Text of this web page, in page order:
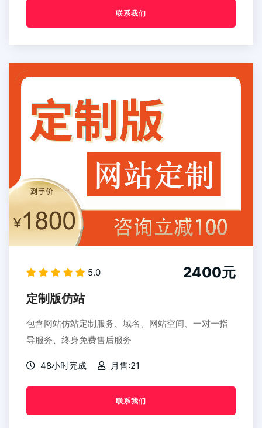
联系我们
5.0 2400元
定制版仿站
包含网站仿站定制服务、域名、网站空间、一对一指
导服务、终身免费售后服务
48小时完成 月售:21
联系我们